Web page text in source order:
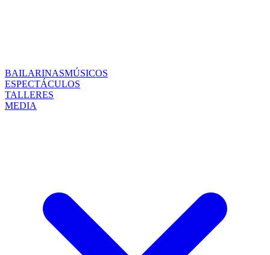
BAILARINASMÚSICOS
ESPECTÁCULOS
TALLERES
MEDIA